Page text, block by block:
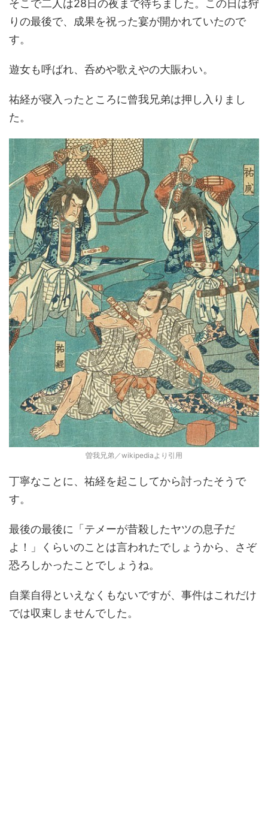
そこで二人は28日の夜まで待ちました。この日は狩
りの最後で、成果を祝った宴が開かれていたので
す。
遊女も呼ばれ、呑めや歌えやの大賑わい。
祐経が寝入ったところに曾我兄弟は押し入りまし
た。
曽我兄弟／wikipediaより引用
丁寧なことに、祐経を起こしてから討ったそうで
す。
最後の最後に「テメーが昔殺したヤツの息子だ
よ！」くらいのことは言われたでしょうから、さぞ
恐ろしかったことでしょうね。
自業自得といえなくもないですが、事件はこれだけ
では収束しませんでした。